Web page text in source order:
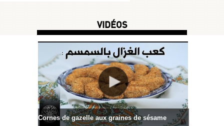
VIDÉOS
Cornes de gazelle aux graines de sésame